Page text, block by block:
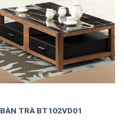
BÀN TRÀ BT102VD01